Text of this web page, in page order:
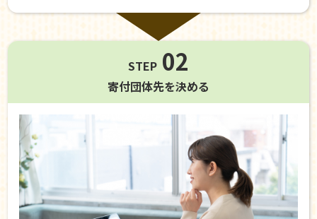
STEP 02
寄付団体先を決める